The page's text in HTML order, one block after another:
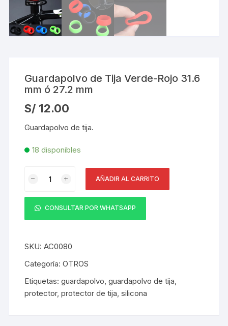
Guardapolvo de Tija Verde-Rojo 31.6
mm ó 27.2 mm
S/ 12.00
Guardapolvo de tija.
18 disponibles
Tija
Verde-
Rojo
mm
27.2
mm
cantidad
AÑADIR AL CARRITO
CONSULTAR POR WHATSAPP
SKU:AC0080
Categoría:OTROS
Etiquetas:guardapolvo,guardapolvo de tija,
protector,protector de tija,silicona